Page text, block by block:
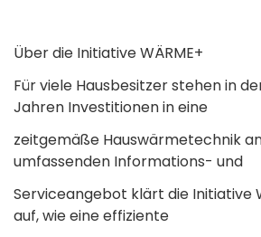
Über die Initiative WÄRME+
Für viele Hausbesitzer stehen in
Jahren Investitionen in eine
zeitgemäße Hauswärmetechnik
umfassenden Informations- und
Serviceangebot klärt die Initiative
auf, wie eine effiziente